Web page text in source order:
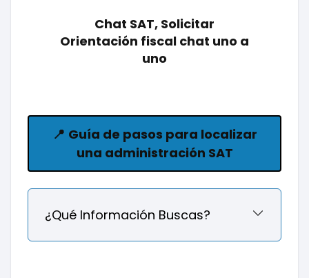
Chat SAT, Solicitar
Orientación fiscal chat uno a
uno
📍 Guía de pasos para localizar
una administración SAT
¿Qué Información Buscas?